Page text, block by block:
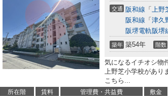
交通 阪和線 「 上野
阪和線 「 津久
阪堺電軌阪堺
築年 築54年 階数
気になるイチオシ物
上野芝小学校があり
こちら...
所在階 賃料 管理費・共益費 敷金